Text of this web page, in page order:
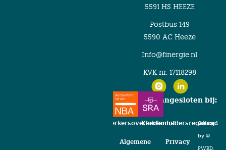
5591 HS HEEZE
Postbus 149
5590 AC Heeze
Info@finergie.nl
KVK nr. 17118298
Finergie is aangesloten bij:
Verwerkersovereenkomst
Algemene
Klokkenluidersregeling
Privacy
Created
by©
PWRD.